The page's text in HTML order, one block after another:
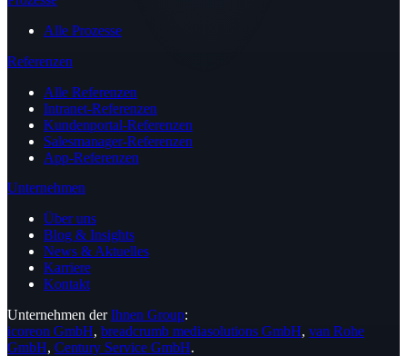
Alle Prozesse
Referenzen
Alle Referenzen
Intranet-Referenzen
Kundenportal-Referenzen
Salesmanager-Referenzen
App-Referenzen
Unternehmen
Über uns
Blog & Insights
News & Aktuelles
Karriere
Kontakt
Unternehmen derIhnen Group:
icoreon GmbH, breadcrumb mediasolutions GmbH, van Rohe
GmbH, Century Service GmbH.